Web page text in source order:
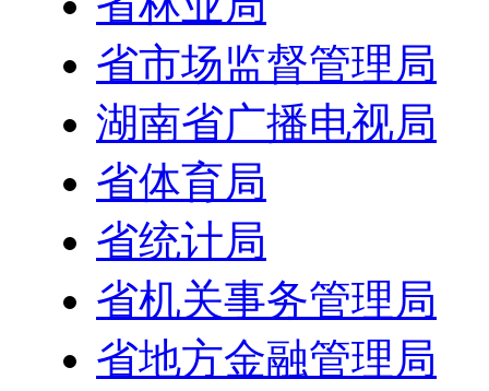
省市场监督管理局
湖南省广播电视局
省体育局
省统计局
省机关事务管理局
省地方金融管理局